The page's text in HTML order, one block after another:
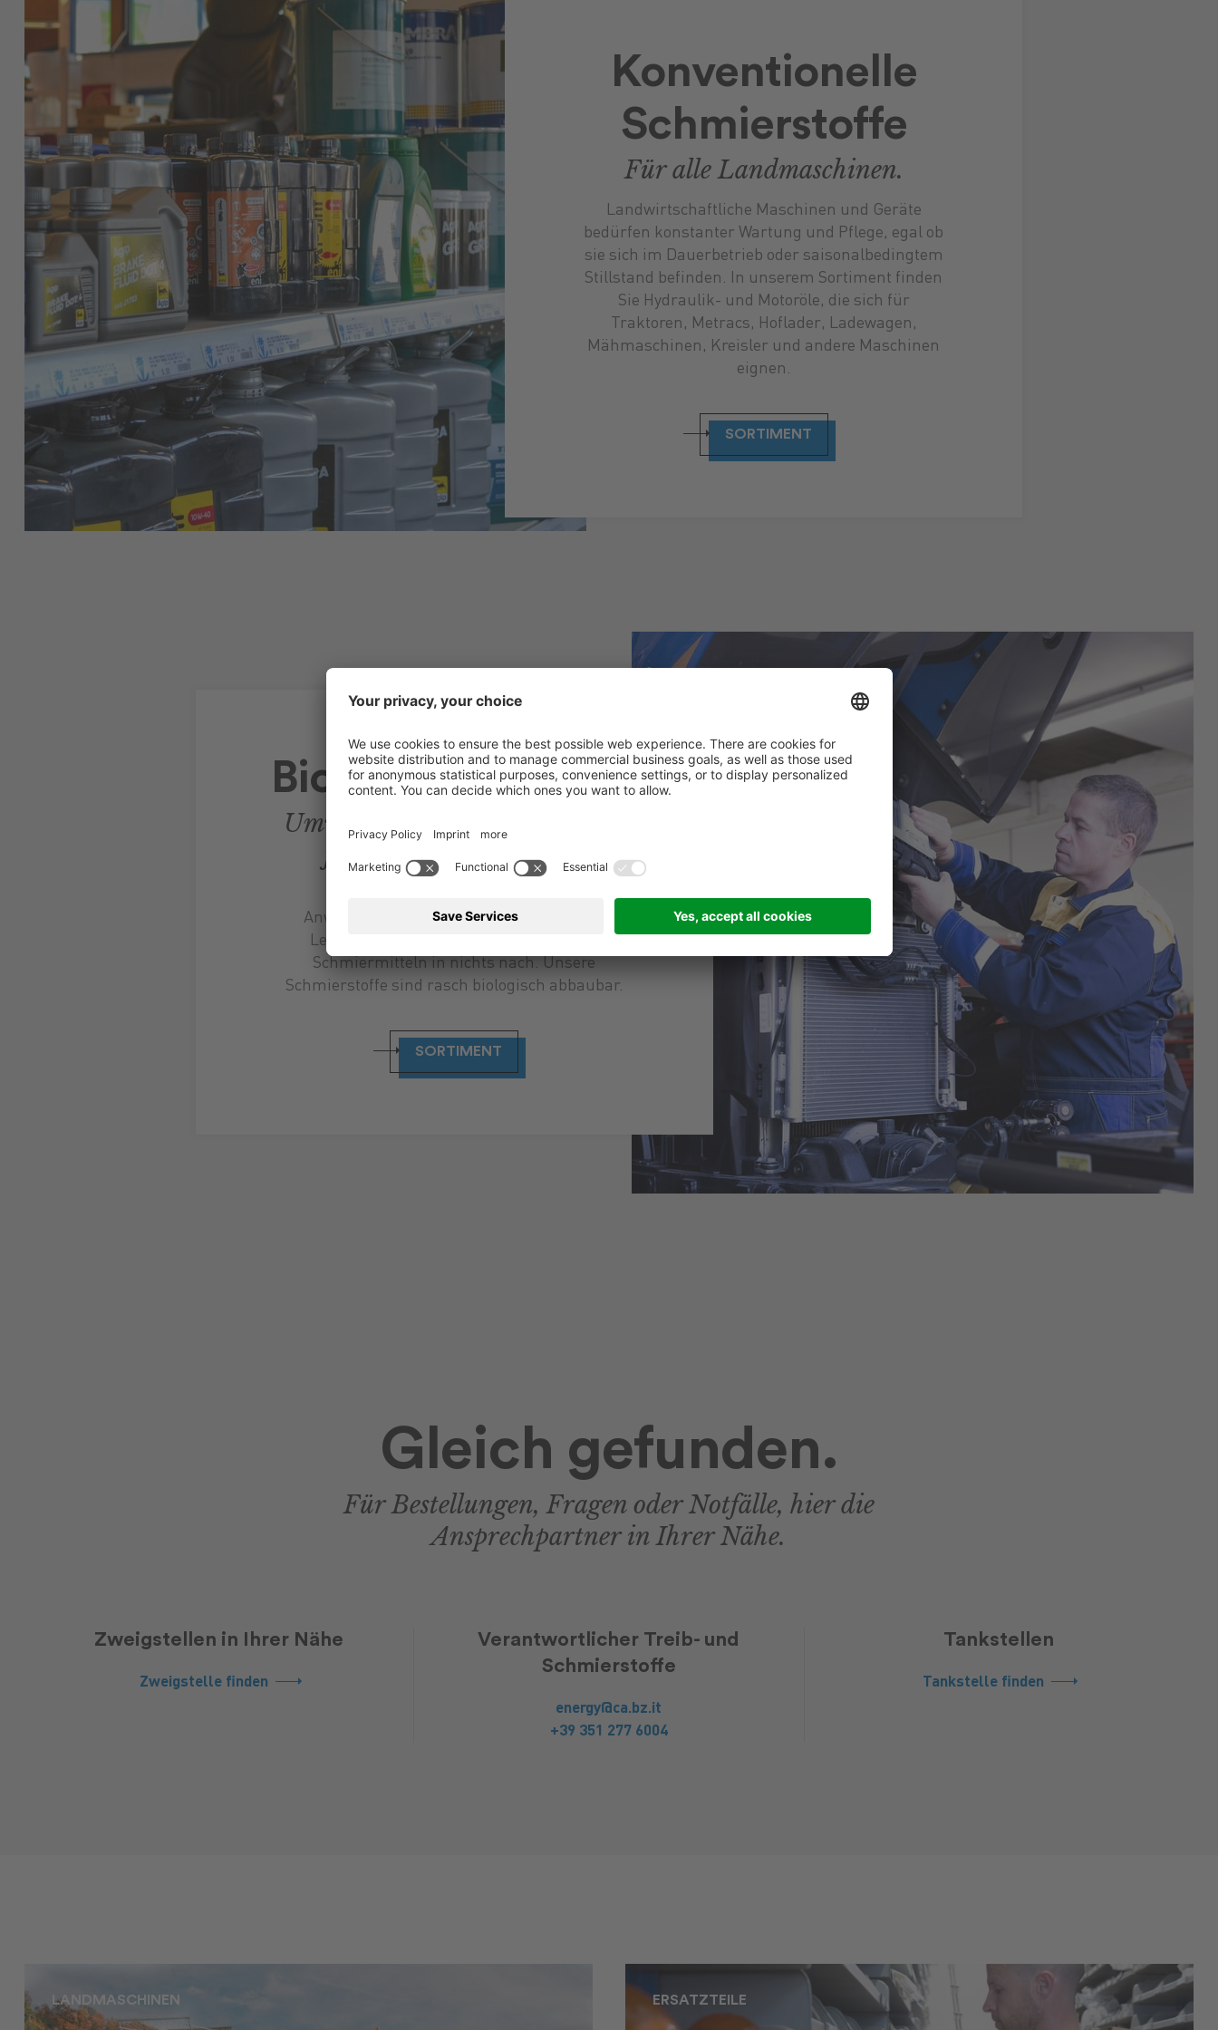
Konventionelle
Schmierstoffe
Für alle Landmaschinen.
Landwirtschaftliche Maschinen und Geräte
bedürfen konstanter Wartung und Pflege, egal ob
sie sich im Dauerbetrieb oder saisonalbedingtem
Stillstand befinden. In unserem Sortiment finden
Sie Hydraulik- und Motoröle, die sich für
Traktoren, Metracs, Hoflader, Ladewagen,
Mähmaschinen, Kreisler und andere Maschinen
eignen.
SORTIMENT
Bio-Schmierstoffe
Umweltverträgliche Lösungen
für jede Landmaschine.
Anwendungsbereiche und stehen in ihrer
Leistungsfähigkeit den konventionellen
Schmiermitteln in nichts nach. Unsere
Schmierstoffe sind rasch biologisch abbaubar.
SORTIMENT
Gleich gefunden.
Für Bestellungen, Fragen oder Notfälle, hier die
Ansprechpartner in Ihrer Nähe.
Zweigstellen in Ihrer Nähe
Zweigstelle finden
Verantwortlicher Treib- und
Schmierstoffe
energy@ca.bz.it
+39 351 277 6004
Tankstellen
Tankstelle finden
LANDMASCHINEN ERSATZTEILE